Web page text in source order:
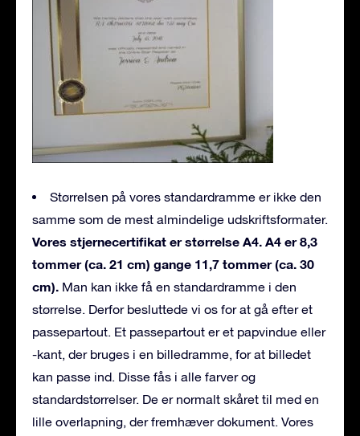
Størrelsen på vores standardramme er ikke den
samme som de mest almindelige udskriftsformater.
Vores stjernecertifikat er størrelse A4. A4 er 8,3
tommer (ca. 21 cm) gange 11,7 tommer (ca. 30
cm). Man kan ikke få en standardramme i den
størrelse. Derfor besluttede vi os for at gå efter et
passepartout. Et passepartout er et papvindue eller
-kant, der bruges i en billedramme, for at billedet
kan passe ind. Disse fås i alle farver og
standardstørrelser. De er normalt skåret til med en
lille overlapning, der fremhæver dokument. Vores